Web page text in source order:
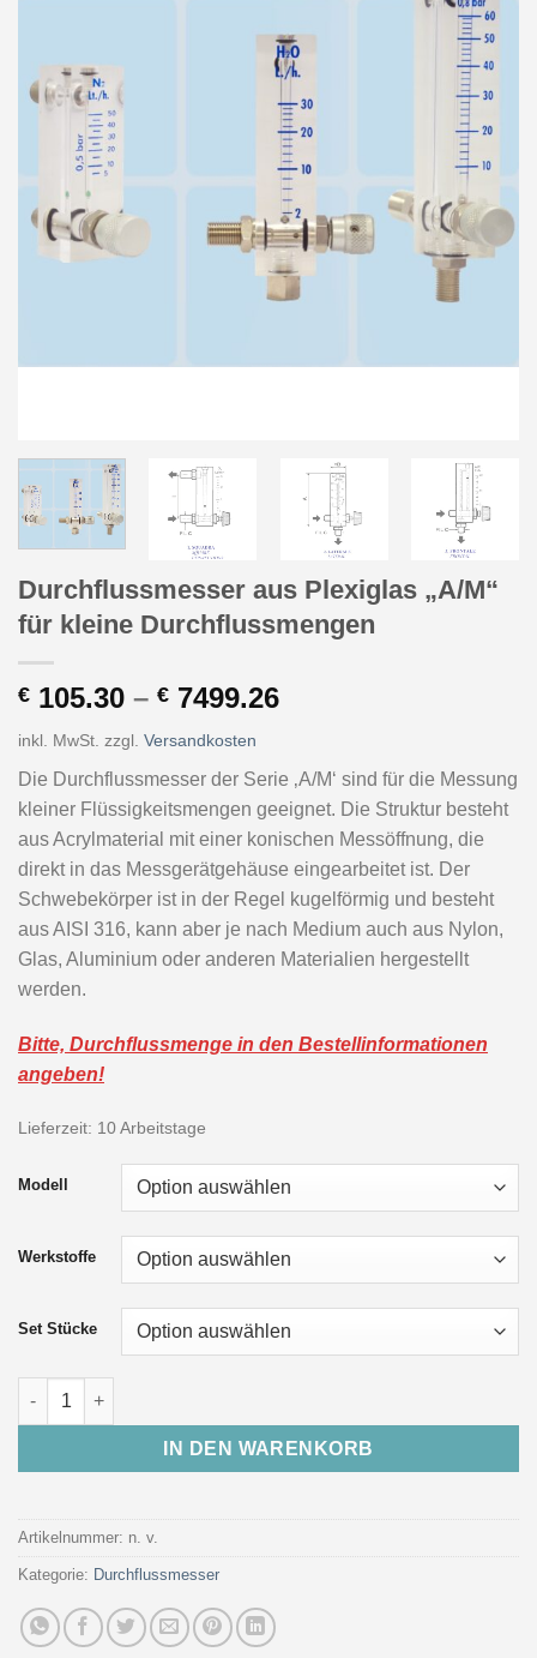
Durchflussmesser aus Plexiglas „A/M“
für kleine Durchflussmengen
€ 105.30 – € 7499.26
inkl. MwSt. zzgl. Versandkosten
Die Durchflussmesser der Serie ‚A/M‘ sind für die Messung
kleiner Flüssigkeitsmengen geeignet. Die Struktur besteht
aus Acrylmaterial mit einer konischen Messöffnung, die
direkt in das Messgerätgehäuse eingearbeitet ist. Der
Schwebekörper ist in der Regel kugelförmig und besteht
aus AISI 316, kann aber je nach Medium auch aus Nylon,
Glas, Aluminium oder anderen Materialien hergestellt
werden.
Bitte, Durchflussmenge in den Bestellinformationen
angeben!
Lieferzeit: 10 Arbeitstage
Modell
Werkstoffe
Set Stücke
Durchflussmesser aus Plexiglas „A/M“ für kleine
IN DEN WARENKORB
Artikelnummer: n. v.
Kategorie: Durchflussmesser